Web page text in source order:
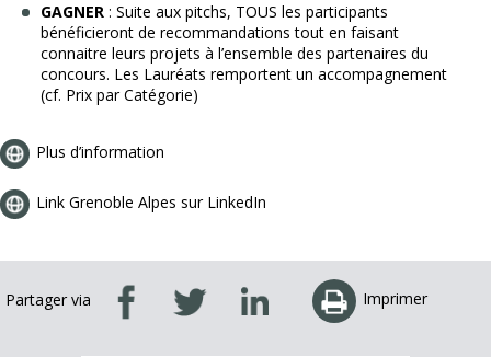
GAGNER : Suite aux pitchs, TOUS les participants
bénéficieront de recommandations tout en faisant
connaitre leurs projets à l’ensemble des partenaires du
concours. Les Lauréats remportent un accompagnement
(cf. Prix par Catégorie)
Plus d’information
Link Grenoble Alpes sur LinkedIn
Partager via Imprimer